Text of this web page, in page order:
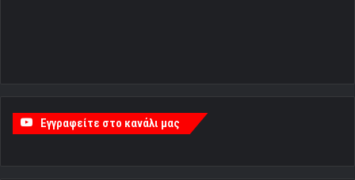
Εγγραφείτε στο κανάλι μας